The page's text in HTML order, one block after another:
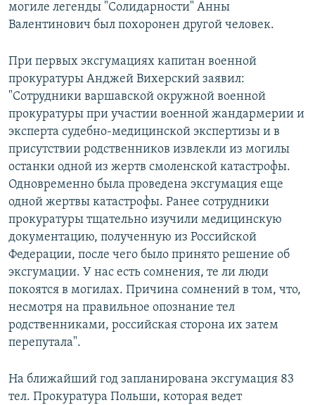
могиле легенды "Солидарности" Анны
Валентинович был похоронен другой человек.
При первых эксгумациях капитан военной
прокуратуры Анджей Вихерский заявил:
"Сотрудники варшавской окружной военной
прокуратуры при участии военной жандармерии и
эксперта судебно-медицинской экспертизы и в
присутствии родственников извлекли из могилы
останки одной из жертв смоленской катастрофы.
Одновременно была проведена эксгумация еще
одной жертвы катастрофы. Ранее сотрудники
прокуратуры тщательно изучили медицинскую
документацию, полученную из Российской
Федерации, после чего было принято решение об
эксгумации. У нас есть сомнения, те ли люди
покоятся в могилах. Причина сомнений в том, что,
несмотря на правильное опознание тел
родственниками, российская сторона их затем
перепутала".
На ближайший год запланирована эксгумация 83
тел. Прокуратура Польши, которая ведет